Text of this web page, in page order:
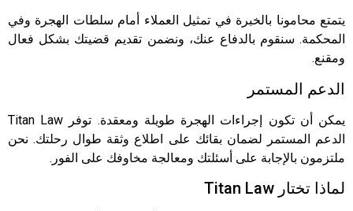
يتمتع محامونا بالخبرة في تمثيل العملاء أمام سلطات الهجرة وفي
المحكمة. سنقوم بالدفاع عنك، ونضمن تقديم قضيتك بشكل فعال
ومقنع.
الدعم المستمر
يمكن أن تكون إجراءات الهجرة طويلة ومعقدة. توفر Titan Law
الدعم المستمر لضمان بقائك على اطلاع وثقة طوال رحلتك. نحن
ملتزمون بالإجابة على أسئلتك ومعالجة مخاوفك على الفور.
لماذا تختار Titan Law